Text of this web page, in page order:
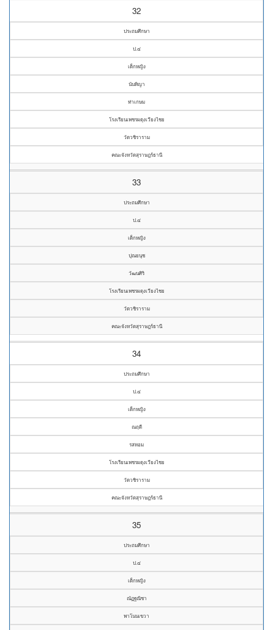
32
ประถมศึกษา
ป.๔
เด็กหญิง
นันทิญา
ท่าเกษม
โรงเรียนเพชรผดุงเวียงไชย
วัดวชิราราม
คณะจังหวัดสุราษฎร์ธานี
33
ประถมศึกษา
ป.๔
เด็กหญิง
ปุณยนุช
วัฒนศิริ
โรงเรียนเพชรผดุงเวียงไชย
วัดวชิราราม
คณะจังหวัดสุราษฎร์ธานี
34
ประถมศึกษา
ป.๔
เด็กหญิง
ณฤดี
รสหอม
โรงเรียนเพชรผดุงเวียงไชย
วัดวชิราราม
คณะจังหวัดสุราษฎร์ธานี
35
ประถมศึกษา
ป.๔
เด็กหญิง
ณัฏฐณิชา
พาโนนเขวา